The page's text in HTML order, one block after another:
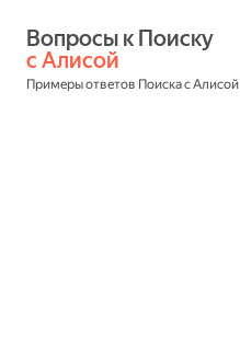
с Алисой
Примеры ответов Поиска с Алисой